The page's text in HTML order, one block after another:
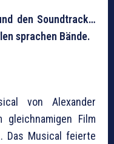
den Soundtrack…
sprachen Bände.
von Alexander
Film
Das Musical feierte